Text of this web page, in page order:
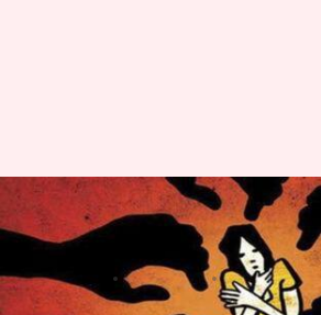
महिलाओं के लिए उनके
जानने वाले साबित हो
लेखन प्रमोद कुमार Nov 27, 2018 07:31 pm